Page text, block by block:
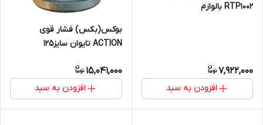
RTP1002 بالوازم
7,922,000
افزودن به سبد
بوکس(بکس) فشار قوی
ACTION تایوان سایز125
15,041,000
افزودن به سبد